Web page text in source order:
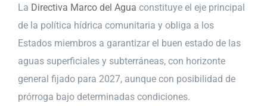
La Directiva Marco del Agua constituye el eje principal
de la política hídrica comunitaria y obliga a los
Estados miembros a garantizar el buen estado de las
aguas superficiales y subterráneas, con horizonte
general fijado para 2027, aunque con posibilidad de
prórroga bajo determinadas condiciones.